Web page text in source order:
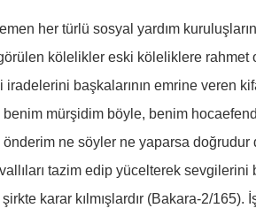
türlü sosyal yardım
görülen kölelikler eski köleliklere
iradelerini başkalarının emrine veren
mürşidim böyle, benim
önderim ne söyler ne yaparsa
tazim edip yücelterek sevgilerini
karar kılmışlardır (Bakara-2/165).